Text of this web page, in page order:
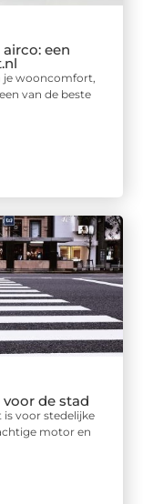
een
je wooncomfort,
van de beste
de stad
is voor stedelijke
motor en